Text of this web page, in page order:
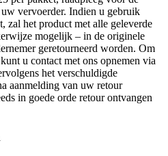
vervoerder. Indien u gebruik
zal het product met alle geleverde
mogelijk – in de originele
geretourneerd worden. Om
u contact met ons opnemen via
het verschuldigde
aanmelding van uw retour
in goede orde retour ontvangen